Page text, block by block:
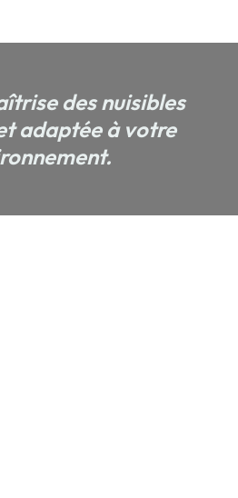
des nuisibles
adaptée à votre